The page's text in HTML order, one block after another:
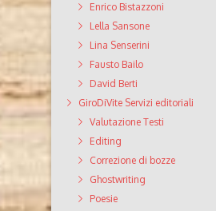
Enrico Bistazzoni
Lella Sansone
Lina Senserini
Fausto Bailo
David Berti
GiroDiVite Servizi editoriali
Valutazione Testi
Editing
Correzione di bozze
Ghostwriting
Poesie